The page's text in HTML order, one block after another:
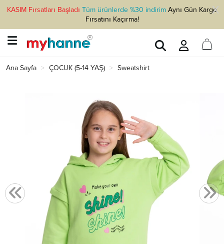
KASIM Fırsatları Başladı Tüm ürünlerde %30 indirimAynı Gün Kargo
Fırsatını Kaçırma!
Ana Sayfa ÇOCUK (5-14 YAŞ) Sweatshirt